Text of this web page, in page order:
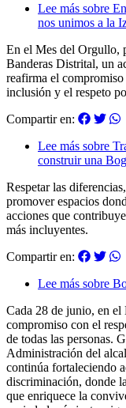
Lee más sobre
nos unimos a la
En el Mes del Orgullo,
Banderas Distrital, un
reafirma el
inclusión y el respeto
Compartir en:
Lee más sobre
construir una
Respetar las
promover espacios
acciones que
más incluyentes.
Compartir en:
Lee más sobre
Cada 28 de junio, en
compromiso con el
de todas las personas.
Administración del
continúa fortaleciendo
discriminación, donde
que enriquece la